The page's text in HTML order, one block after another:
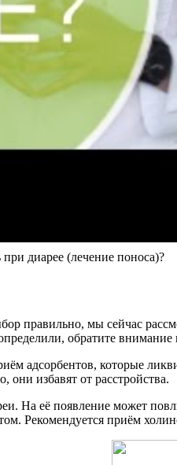
диарее (лечение поноса)?
правильно, мы сейчас
обратите
адсорбентов, которые
они избавят от расстройства.
На её появление может
Рекомендуется приём